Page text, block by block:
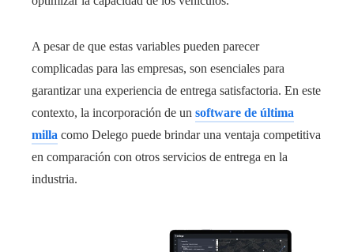
A pesar de que estas variables pueden parecer
complicadas para las empresas, son esenciales para
garantizar una experiencia de entrega satisfactoria. En este
contexto, la incorporación de un software de última
milla como Delego puede brindar una ventaja competitiva
en comparación con otros servicios de entrega en la
industria.